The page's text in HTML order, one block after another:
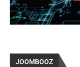
JOOMBOOZ